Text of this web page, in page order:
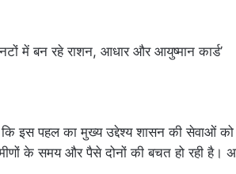
इस पहल का मुख्य उद्देश्य शासन की सेवाओं को
के समय और पैसे दोनों की बचत हो रही है।